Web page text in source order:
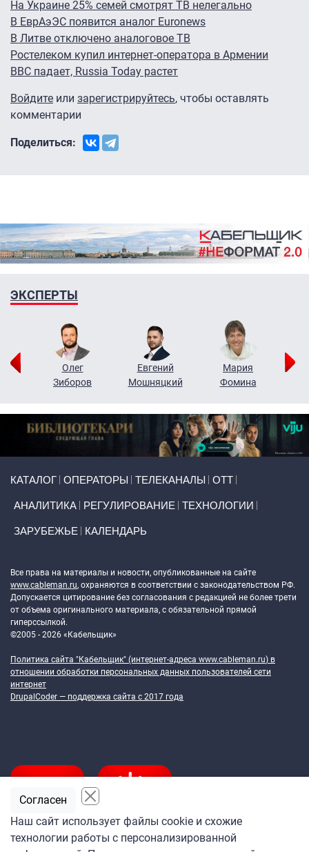
На Украине 25% семей смотрят ТВ нелегально
В ЕврАэЭС появится аналог Euronews
В Литве отключено аналоговое ТВ
Ростелеком купил интернет-оператора в Армении
BBC падает, Russia Today растет
Войдите или зарегистрируйтесь, чтобы оставлять
комментарии
Поделиться:
ЭКСПЕРТЫ
Олег
Зиборов
Евгений
Мошняцкий
Мария
Фомина
КАТАЛОГ ОПЕРАТОРЫ ТЕЛЕКАНАЛЫ ОТТ
АНАЛИТИКА РЕГУЛИРОВАНИЕ ТЕХНОЛОГИИ
ЗАРУБЕЖЬЕ КАЛЕНДАРЬ
Все права на материалы и новости, опубликованные на сайте
www.cableman.ru, охраняются в соответствии с законодательством РФ.
Допускается цитирование без согласования с редакцией не более трети
от объема оригинального материала, с обязательной прямой
гиперссылкой.
©2005 - 2026 «Кабельщик»
Политика сайта "Кабельщик" (интернет-адреса www.cableman.ru) в
отношении обработки персональных данных пользователей сети
интернет
DrupalCoder — поддержка сайта c 2017 года
Наш сайт использует файлы cookie и схожие
технологии работы с персонализированной
Согласен